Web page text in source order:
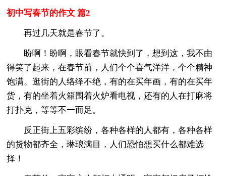
初中写春节的作文 篇2
再过几天就是春节了。
盼啊！盼啊，眼看春节就快到了，想到这，我不由
得笑了起来，在春节前，人们个个喜气洋洋，个个精神
饱满。逛街的人络绎不绝，有的在买年画，有的在买年
货，有的坐着火箱围着火炉看电视，还有的人在打麻将
打扑克，等等不一而足。
反正街上五彩缤纷，各种各样的人都有，各种各样
的货物都齐全，琳琅满目，人们恐怕想买什么都难选
择！